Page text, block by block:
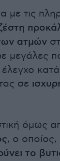
τις
ατμών
μεγάλες
σε
όμως
, ο οποίος,
το